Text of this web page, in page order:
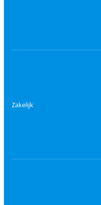
Zakelijk